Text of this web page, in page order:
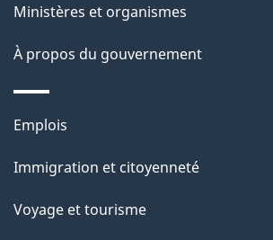
g
e
Ministères et organismes
À propos du gouvernement
Thèmes
sujets
Emplois
Immigration et citoyenneté
Voyage et tourisme